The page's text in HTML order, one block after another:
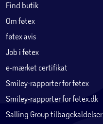
Find butik
Om føtex
føtex avis
Job i føtex
e-mærket certifikat
Smiley-rapporter for føtex
Smiley-rapporter for føtex.dk
Salling Group tilbagekaldelser